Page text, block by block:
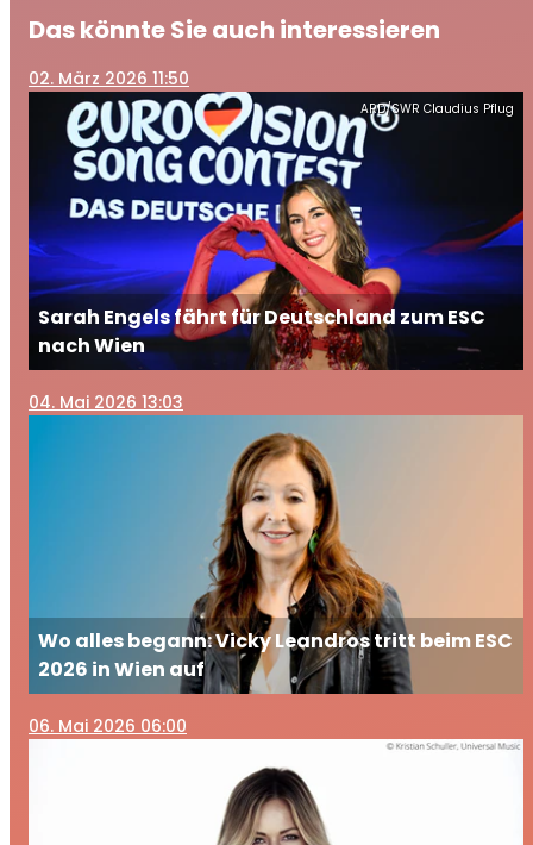
Das könnte Sie auch interessieren
02. März 2026 11:50
ARD/SWR Claudius Pflug
Sarah Engels fährt für Deutschland zum ESC
nach Wien
04. Mai 2026 13:03
Wo alles begann: Vicky Leandros tritt beim ESC
2026 in Wien auf
06. Mai 2026 06:00